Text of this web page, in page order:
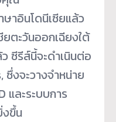
าอินโดนีเซียแล้ว
ตะวันออกเฉียงใต้
ซีรีส์นี้จะดำเนินต่อ
ซึ่งจะวางจำหน่าย
และระบบการ
ขึ้น